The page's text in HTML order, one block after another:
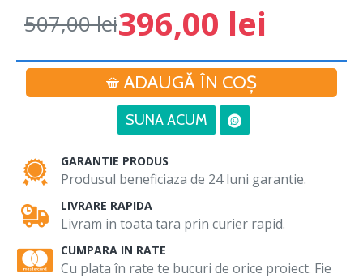
396,00 lei
507,00 lei
ADAUGĂ ÎN COŞ
SUNA ACUM
GARANTIE PRODUS
Produsul beneficiaza de 24 luni garantie.
LIVRARE RAPIDA
Livram in toata tara prin curier rapid.
CUMPARA IN RATE
Cu plata în rate te bucuri de orice proiect. Fie